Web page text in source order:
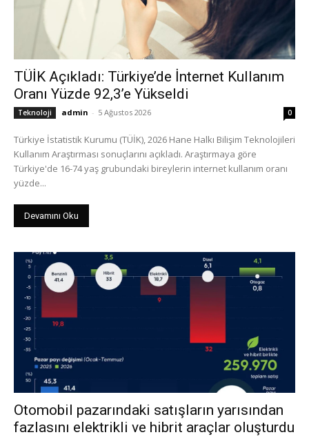
TÜİK Açıkladı: Türkiye’de İnternet Kullanım
Oranı Yüzde 92,3’e Yükseldi
Teknoloji admin - 5 Ağustos 2026 0
Türkiye İstatistik Kurumu (TÜİK), 2026 Hane Halkı Bilişim Teknolojileri
Kullanım Araştırması sonuçlarını açıkladı. Araştırmaya göre
Türkiye'de 16-74 yaş grubundaki bireylerin internet kullanım oranı
yüzde...
Devamını Oku
Otomobil pazarındaki satışların yarısından
fazlasını elektrikli ve hibrit araçlar oluşturdu